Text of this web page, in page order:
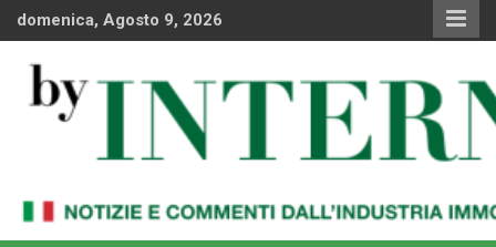
Skipdomenica, Agosto 9, 2026